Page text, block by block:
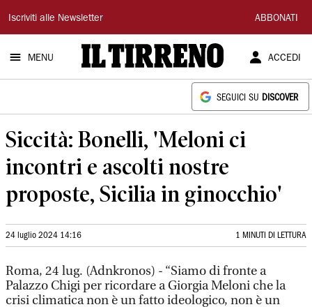
Il
Tirreno
Iscriviti alle Newsletter ABBONATI
MENU ACCEDI
SEGUICI SU DISCOVER
Siccità: Bonelli, 'Meloni ci
incontri e ascolti nostre
proposte, Sicilia in ginocchio'
24 luglio 2024 14:16 1 MINUTI DI LETTURA
Roma, 24 lug. (Adnkronos) - “Siamo di fronte a
Palazzo Chigi per ricordare a Giorgia Meloni che la
crisi climatica non è un fatto ideologico, non è un